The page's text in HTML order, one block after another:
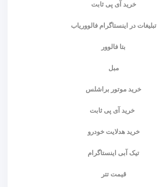
خرید آی پی ثابت
تبلیغات در اینستاگرام فالووریاب
بتا فالوور
مبل
خرید موتور براشلس
خرید آی پی ثابت
خرید هدلایت خودرو
تیک آبی اینستاگرام
قیمت تتر